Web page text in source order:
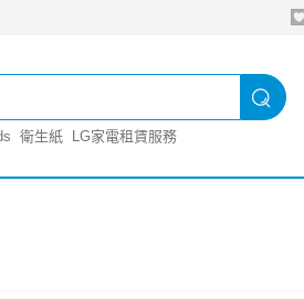
衛生紙 LG家電租賃服務